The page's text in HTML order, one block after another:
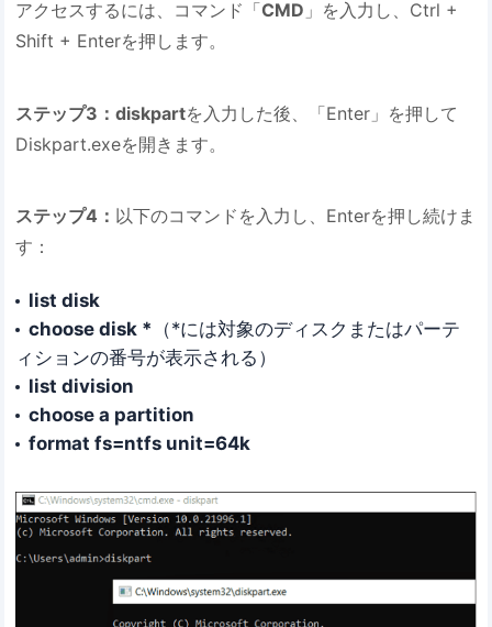
アクセスするには、コマンド「CMD 」を入力し、Ctrl +
Shift + Enterを押します。
ステップ3：diskpartを入力した後、「Enter」を押して
Diskpart.exeを開きます。
ステップ4： 以下のコマンドを入力し、Enterを押し続けま
す：
list disk
choose disk * （*には対象のディスクまたはパーテ
ィションの番号が表示される）
list division
choose a partition
format fs=ntfs unit=64k